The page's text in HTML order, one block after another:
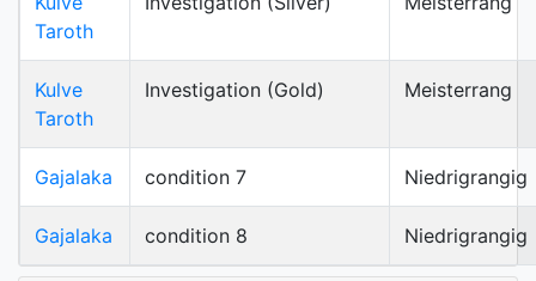
Taroth
Kulve
Taroth
Investigation (Gold) Meisterrang
Gajalaka condition 7 Niedrigrangig
Gajalaka condition 8 Niedrigrangig